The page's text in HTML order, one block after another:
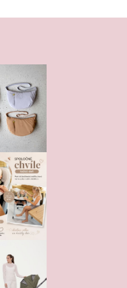
podmienkami ochrany